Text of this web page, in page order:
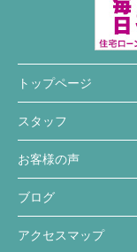
トップページ
スタッフ
お客様の声
ブログ
アクセスマップ